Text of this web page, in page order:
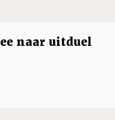
naar uitduel